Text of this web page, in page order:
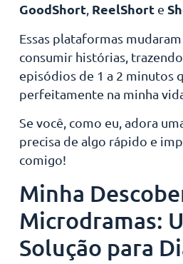
GoodShort, ReelShorte
Essas plataformas
consumir histórias,
episódios de 1 a 2 minutos
perfeitamente na minha
Se você, como eu, adora
precisa de algo rápido e
comigo!
Minha
Microdramas:
Solução para